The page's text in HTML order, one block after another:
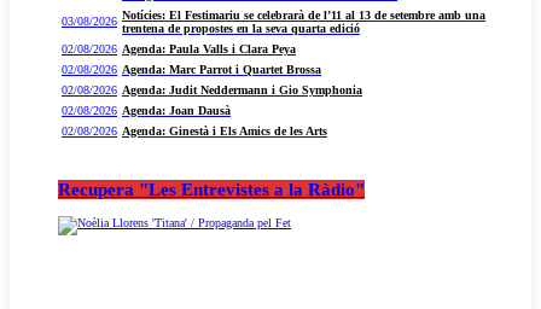
03/08/2026 Notícies: El Festimariu se celebrarà de l’11 al 13 de setembre amb una
trentena de propostes en la seva quarta edició
02/08/2026 Agenda: Paula Valls i Clara Peya
02/08/2026 Agenda: Marc Parrot i Quartet Brossa
02/08/2026 Agenda: Judit Neddermann i Gio Symphonia
02/08/2026 Agenda: Joan Dausà
02/08/2026 Agenda: Ginestà i Els Amics de les Arts
Recupera "Les Entrevistes a la Ràdio"